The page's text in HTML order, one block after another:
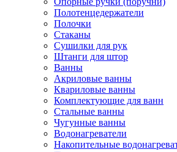
Полотенцедержатели
Полочки
Стаканы
Сушилки для рук
Штанги для штор
Ванны
Акриловые ванны
Квариловые ванны
Комплектующие для ванн
Стальные ванны
Чугунные ванны
Водонагреватели
Накопительные